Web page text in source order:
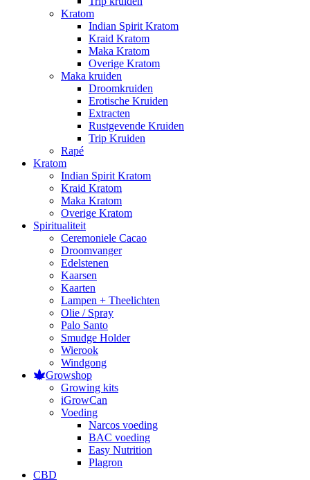
Kratom
Indian Spirit Kratom
Kraid Kratom
Maka Kratom
Overige Kratom
Maka kruiden
Droomkruiden
Erotische Kruiden
Extracten
Rustgevende Kruiden
Trip Kruiden
Rapé
Kratom
Indian Spirit Kratom
Kraid Kratom
Maka Kratom
Overige Kratom
Spiritualiteit
Ceremoniele Cacao
Droomvanger
Edelstenen
Kaarsen
Kaarten
Lampen + Theelichten
Olie / Spray
Palo Santo
Smudge Holder
Wierook
Windgong
Growshop
Growing kits
iGrowCan
Voeding
Narcos voeding
BAC voeding
Easy Nutrition
Plagron
CBD